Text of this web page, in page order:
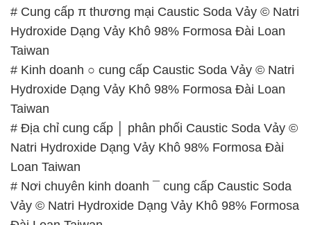
# Cung cấp π thương mại Caustic Soda Vảy © Natri
Hydroxide Dạng Vảy Khô 98% Formosa Đài Loan
Taiwan
# Kinh doanh ○ cung cấp Caustic Soda Vảy © Natri
Hydroxide Dạng Vảy Khô 98% Formosa Đài Loan
Taiwan
# Địa chỉ cung cấp │ phân phối Caustic Soda Vảy ©
Natri Hydroxide Dạng Vảy Khô 98% Formosa Đài
Loan Taiwan
# Nơi chuyên kinh doanh ¯ cung cấp Caustic Soda
Vảy © Natri Hydroxide Dạng Vảy Khô 98% Formosa